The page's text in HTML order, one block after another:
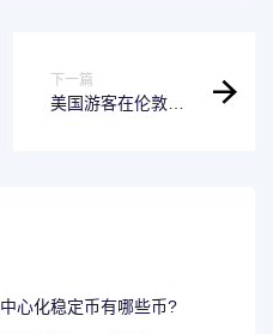
下一篇
美国游客在伦敦遭
心化稳定币有哪些币?